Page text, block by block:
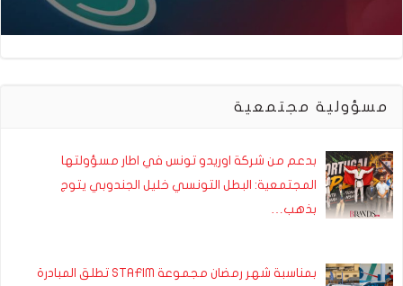
مسؤولية مجتمعية
بدعم من شركة اوريدو تونس في اطار مسؤولتها
المجتمعية: البطل التونسي خليل الجندوبي يتوج
بذهب…
بمناسبة شهر رمضان مجموعة STAFIM تطلق المبادرة